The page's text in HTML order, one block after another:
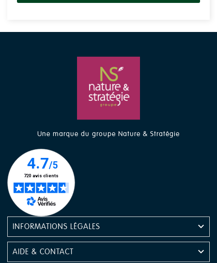
Une marque du groupe Nature & Stratégie
INFORMATIONS LÉGALES 
AIDE & CONTACT 